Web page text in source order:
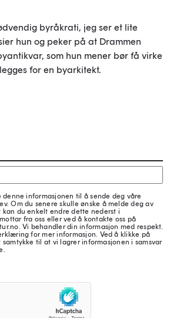
byråkrati, jeg ser et lite
hun og peker på at Drammen
som hun mener bør få virke
for en byarkitekt.
informasjonen til å sende deg våre
Om du senere skulle ønske å melde deg av
du enkelt endre dette nederst i
fra oss eller ved å kontakte oss på
Vi behandler din informasjon med respekt.
for mer informasjon. Ved å klikke på
til at vi lagrer informasjonen i samsvar